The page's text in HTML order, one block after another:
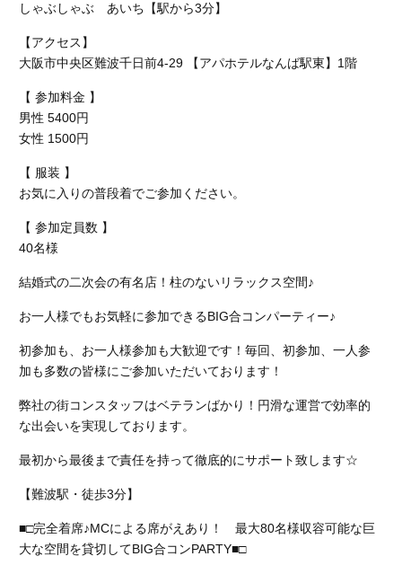
しゃぶしゃぶ あいち【駅から3分】
【アクセス】
大阪市中央区難波千日前4-29 【アパホテルなんば駅東】1階
【 参加料金 】
男性 5400円
女性 1500円
【 服装 】
お気に入りの普段着でご参加ください。
【 参加定員数 】
40名様
結婚式の二次会の有名店！柱のないリラックス空間♪
お一人様でもお気軽に参加できるBIG合コンパーティー♪
初参加も、お一人様参加も大歓迎です！毎回、初参加、一人参
加も多数の皆様にご参加いただいております！
弊社の街コンスタッフはベテランばかり！円滑な運営で効率的
な出会いを実現しております。
最初から最後まで責任を持って徹底的にサポート致します☆
【難波駅・徒歩3分】
■□完全着席♪MCによる席がえあり！ 最大80名様収容可能な巨
大な空間を貸切してBIG合コンPARTY■□